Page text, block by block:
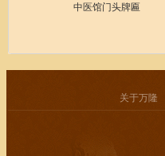
中医馆门头牌匾
关于万隆